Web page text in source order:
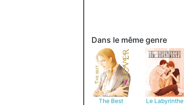
Dans le même genre
The Best
Le Labyrinthe